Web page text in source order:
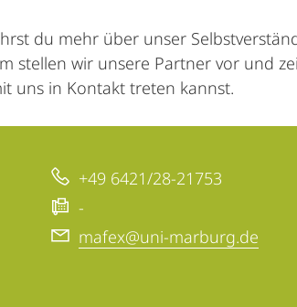
du mehr über unser
stellen wir unsere Partner vor und
uns in Kontakt treten kannst.
+49 6421/28-21753
-
mafex@uni-marburg.de